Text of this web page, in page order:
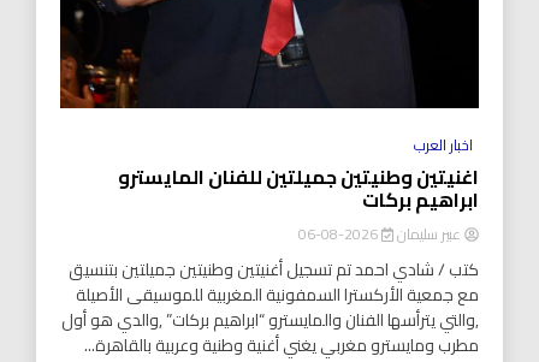
اخبار العرب
اغنيتين وطنيتين جميلتين للفنان المايسترو
ابراهيم بركات
عبير سليمان 2026-08-06
كتب / شادي احمد تم تسجيل أغنيتين وطنيتين جميلتين بتنسيق
مع جمعية الأركسترا السمفونية المغربية للموسيقى الأصيلة
,والتي يترأسها الفنان والمايسترو “ابراهيم بركات” ,والدي هو أول
مطرب ومايسترو مغربي يغني أغنية وطنية وعربية بالقاهرة...